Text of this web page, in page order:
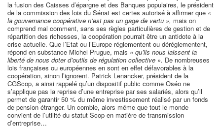
la fusion des Caisses d’épargne et des Banques populaires, le président
de la commission des lois du Sénat est certes autorisé à affirmer que «
la gouvernance coopérative n’est pas un gage de vertu », mais on
comprend mal comment, sans ses règles particulières de gestion et de
répartition des richesses, la coopération pourrait être un antidote à la
crise actuelle. Que l’Etat ou l’Europe réglementent ou déréglementent,
répond en substance Michel Prugue, mais « qu’ils nous laissent la
liberté de nous doter d’outils de régulation collective ». De nombreuses
lois françaises ou européennes en sont en effet défavorables à la
coopération, sinon l’ignorent. Patrick Lenancker, président de la
CGScop, a ainsi rappelé qu’un dispositif public comme Oséo ne
s’applique pas la reprise d’une entreprise par ses salariés, alors qu’il
permet de garantir 50 % du même investissement réalisé par un fonds
de pension étranger. Un comble, alors même que tout le monde
convient de l’utilité du statut Scop en matière de transmission
d’entreprise…